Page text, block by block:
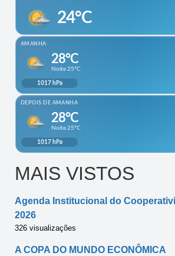
MAIS VISTOS
Agenda Institucional do
2026
326 visualizações
A COPA DO MUNDO ECONÔMICA